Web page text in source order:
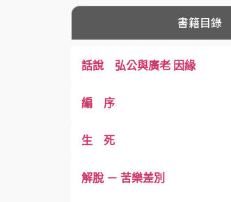
書籍目錄
話說 弘公與廣老 因緣
編 序
生 死
解脫 － 苦樂差別